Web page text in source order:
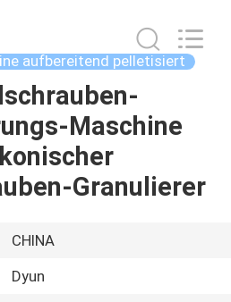
aufbereitend pelletisiert
Maschine
Granulierer
CHINA
Dyun